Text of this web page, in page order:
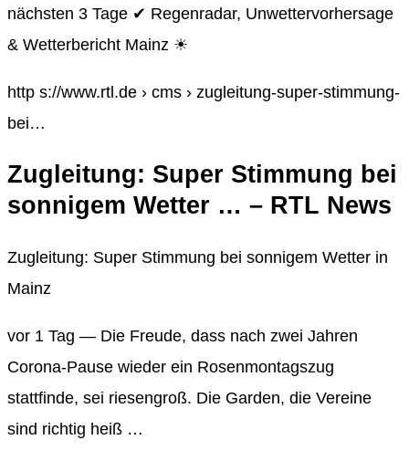
nächsten 3 Tage ✔ Regenradar, Unwettervorhersage
& Wetterbericht Mainz ☀
http s://www.rtl.de › cms › zugleitung-super-stimmung-
bei…
Zugleitung: Super Stimmung bei
sonnigem Wetter … – RTL News
Zugleitung: Super Stimmung bei sonnigem Wetter in
Mainz
vor 1 Tag — Die Freude, dass nach zwei Jahren
Corona-Pause wieder ein Rosenmontagszug
stattfinde, sei riesengroß. Die Garden, die Vereine
sind richtig heiß …